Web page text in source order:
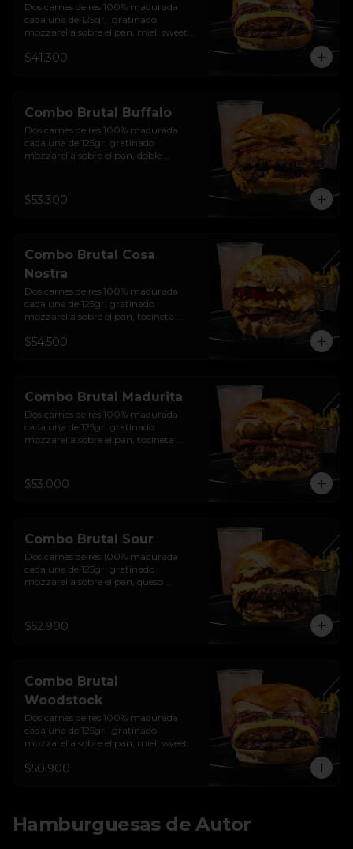
Dos carnes de res 100% madurada
cada una de 125gr,  gratinado
mozzarella sobre el pan, miel, sweet
cebolla crocante, encurtido de cebolla,
$41.300
Combo Brutal Buffalo
Dos carnes de res 100% madurada
cada una de 125gr, gratinado
mozzarella sobre el pan, doble
caramelizada, Salsa Buffalo levemente
picante y pan brioche sellado + papas
$53.300
Combo Brutal Cosa
Nostra
Dos carnes de res 100% madurada
cada una de 125gr, gratinado
mozzarella sobre el pan, tocineta
queso cheddar, cebolla crocante,
$54.500
Combo Brutal Madurita
Dos carnes de res 100% madurada
cada una de 125gr, gratinado
mozzarella sobre el pan, tocineta
panko, encurtido de cebolla morada,
sour cream de sriracha levemente
$53.000
Combo Brutal Sour
Dos carnes de res 100% madurada
cada una de 125gr, gratinado
mozzarella sobre el pan, queso
sriracha, salsa rosada de pepinillos y
pan brioche sellado + papas + bebida
$52.900
Combo Brutal
Woodstock
Dos carnes de res 100% madurada
cada una de 125gr,  gratinado
mozzarella sobre el pan, miel, sweet
cebolla crocante, encurtido de cebolla,
$50.900
Hamburguesas de Autor